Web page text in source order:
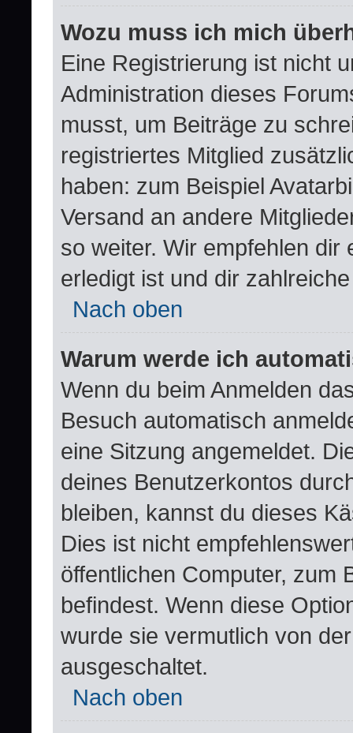
Wozu muss ich mich
Eine Registrierung ist nicht
Administration dieses
musst, um Beiträge zu
registriertes Mitglied
haben: zum Beispiel
Versand an andere
so weiter. Wir empfehlen dir
erledigt ist und dir
Nach oben
Warum werde ich
Wenn du beim Anmelden
Besuch automatisch
eine Sitzung angemeldet.
deines Benutzerkontos
bleiben, kannst du dieses
Dies ist nicht
öffentlichen Computer, zum
befindest. Wenn diese
wurde sie vermutlich von
ausgeschaltet.
Nach oben